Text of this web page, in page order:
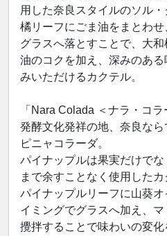
用した奈良スタイルのソル・
橘リーフにごま油をまとわ
グラスへ落とすことで、大
油のコクを加え、深みのあ
みいただけるカクテル。
「Nara Colada ＜ナラ・コ
発酵文化発祥の地、奈良な
ピニャコラーダ。
パイナップルは果実だけで
まで余すことなく使用したカ
パイナップルリーフに山葵
イミングでグラスへ加え、
攪拌することで味わいの変